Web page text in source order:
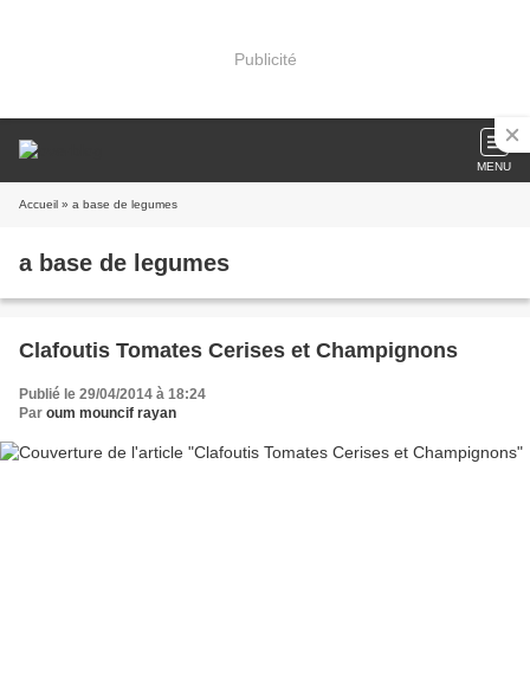
Publicité
MENU
Accueil » a base de legumes
a base de legumes
Clafoutis Tomates Cerises et Champignons
Publié le 29/04/2014 à 18:24
Par oum mouncif rayan